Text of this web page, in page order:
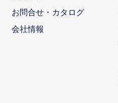
お問合せ・カタログ
会社情報